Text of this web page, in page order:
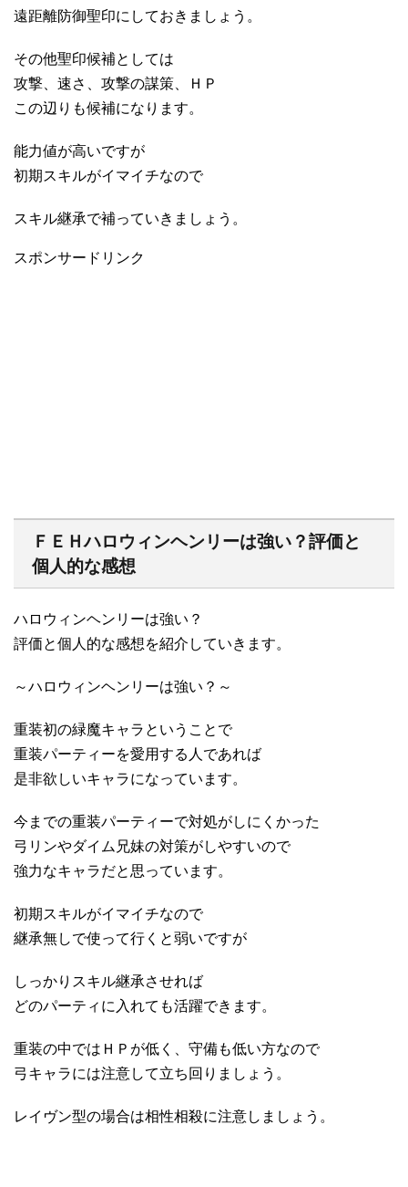
遠距離防御聖印にしておきましょう。
その他聖印候補としては
攻撃、速さ、攻撃の謀策、ＨＰ
この辺りも候補になります。
能力値が高いですが
初期スキルがイマイチなので
スキル継承で補っていきましょう。
スポンサードリンク
ＦＥＨハロウィンヘンリーは強い？評価と
個人的な感想
ハロウィンヘンリーは強い？
評価と個人的な感想を紹介していきます。
～ハロウィンヘンリーは強い？～
重装初の緑魔キャラということで
重装パーティーを愛用する人であれば
是非欲しいキャラになっています。
今までの重装パーティーで対処がしにくかった
弓リンやダイム兄妹の対策がしやすいので
強力なキャラだと思っています。
初期スキルがイマイチなので
継承無しで使って行くと弱いですが
しっかりスキル継承させれば
どのパーティに入れても活躍できます。
重装の中ではＨＰが低く、守備も低い方なので
弓キャラには注意して立ち回りましょう。
レイヴン型の場合は相性相殺に注意しましょう。